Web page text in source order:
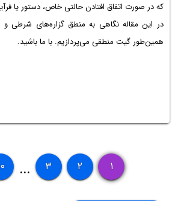
که در صورت اتفاق افتادن حالتی خاص، دستور یا
در این مقاله نگاهی به منطق گزاره‌های شرطی و
همین‌طور گیت منطقی می‌پردازیم. با ما باشید.
۱ ۲ ۳ ...